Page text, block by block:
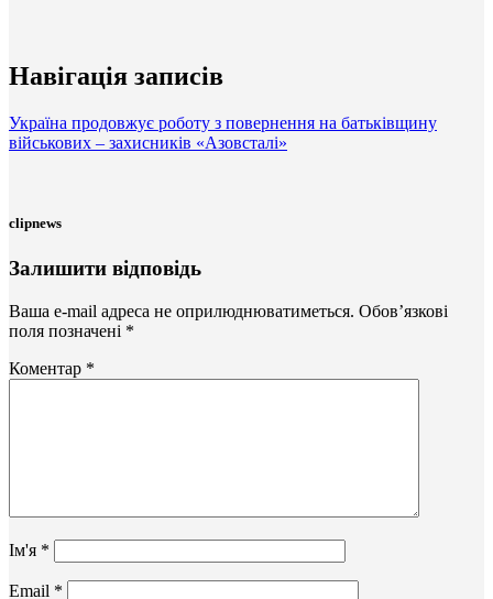
Навігація записів
Україна продовжує роботу з повернення на батьківщину
військових – захисників «Азовсталі»
clipnews
Залишити відповідь
Ваша e-mail адреса не оприлюднюватиметься. Обов’язкові
поля позначені *
Коментар *
Ім'я *
Email *